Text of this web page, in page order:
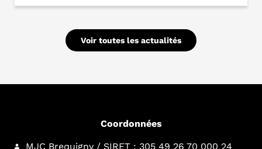
Voir toutes les actualités
Coordonnées
MJC Brequigny / SIRET : 305 49 26 70 000 24